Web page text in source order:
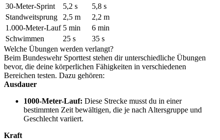
30-Meter-Sprint
5,2 s
5,8 s
Standweitsprung
2,5 m
2,2 m
1.000-Meter-Lauf 5 min
6 min
Schwimmen
25 s
35 s
Welche Übungen werden verlangt?
Beim Bundeswehr Sporttest stehen dir unterschiedliche Übungen
bevor, die deine körperlichen Fähigkeiten in verschiedenen
Bereichen testen. Dazu gehören:
Ausdauer
1000-Meter-Lauf: Diese Strecke musst du in einer
bestimmten Zeit bewältigen, die je nach Altersgruppe und
Geschlecht variiert.
Kraft